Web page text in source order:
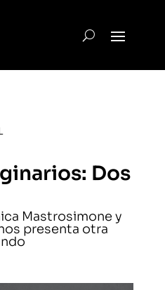
Dos
Mastrosimone y
presenta otra